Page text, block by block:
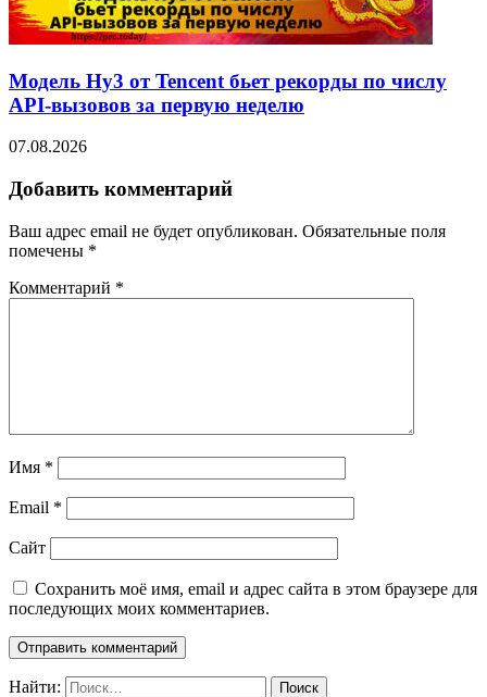
Модель Hy3 от Tencent бьет рекорды по числу
API-вызовов за первую неделю
07.08.2026
Добавить комментарий
Ваш адрес email не будет опубликован. Обязательные поля
помечены *
Комментарий *
Имя *
Email *
Сайт
Сохранить моё имя, email и адрес сайта в этом браузере для
последующих моих комментариев.
Найти: